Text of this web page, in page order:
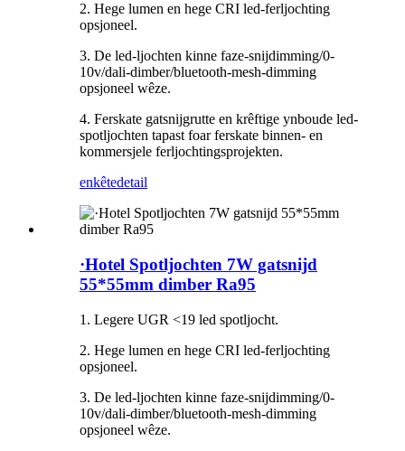
2. Hege lumen en hege CRI led-ferljochting
opsjoneel.
3. De led-ljochten kinne faze-snijdimming/0-
10v/dali-dimber/bluetooth-mesh-dimming
opsjoneel wêze.
4. Ferskate gatsnijgrutte en krêftige ynboude led-
spotljochten tapast foar ferskate binnen- en
kommersjele ferljochtingsprojekten.
enkêtedetail
·Hotel Spotljochten 7W gatsnijd
55*55mm dimber Ra95
1. Legere UGR <19 led spotljocht.
2. Hege lumen en hege CRI led-ferljochting
opsjoneel.
3. De led-ljochten kinne faze-snijdimming/0-
10v/dali-dimber/bluetooth-mesh-dimming
opsjoneel wêze.